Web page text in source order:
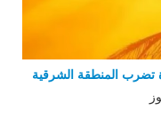
تضرب المنطقة الشرقية